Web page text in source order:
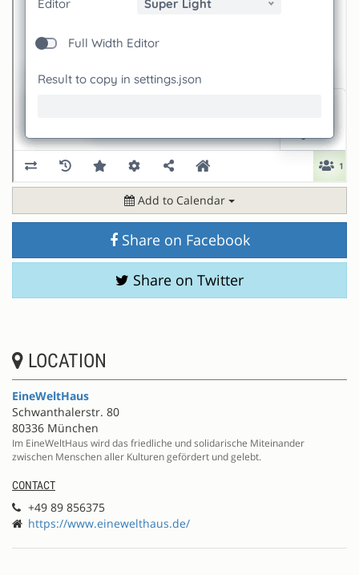
Add to Calendar
Share on Facebook
Share on Twitter
LOCATION
EineWeltHaus
Schwanthalerstr. 80
80336 München
Im EineWeltHaus wird das friedliche und solidarische Miteinander
zwischen Menschen aller Kulturen gefördert und gelebt.
CONTACT
+49 89 856375
https://www.einewelthaus.de/